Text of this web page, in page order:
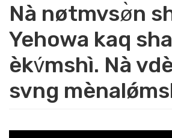
Nà nøtmvsø̀n
Yehowa kaq
èkv́mshì. Nà
svng